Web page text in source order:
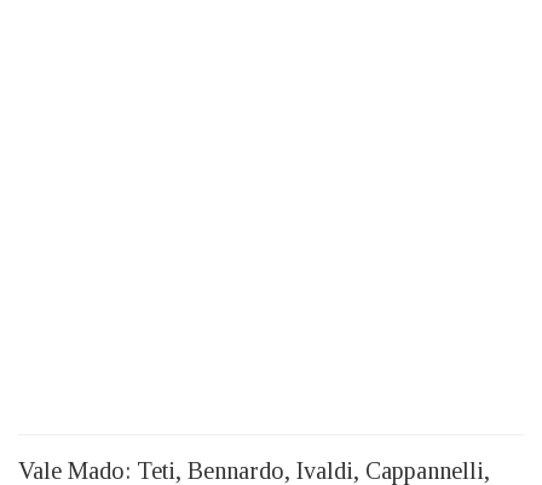
Vale Mado: Teti, Bennardo, Ivaldi, Cappannelli,